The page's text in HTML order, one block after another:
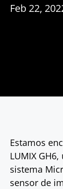
Feb 22,
Estamos
LUMIX
sistema
sensor de